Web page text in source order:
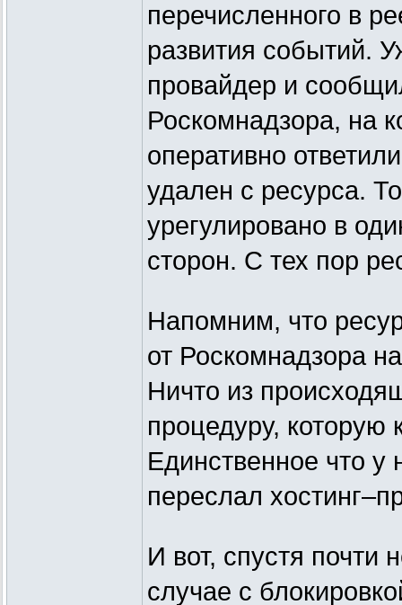
перечисленного в
развития событий.
провайдер и
Роскомнадзора, на
оперативно
удален с ресурса.
урегулировано в
сторон. С тех пор
Напомним, что
от Роскомнадзора
Ничто из
процедуру, которую
Единственное что у
переслал
И вот, спустя почти
случае с